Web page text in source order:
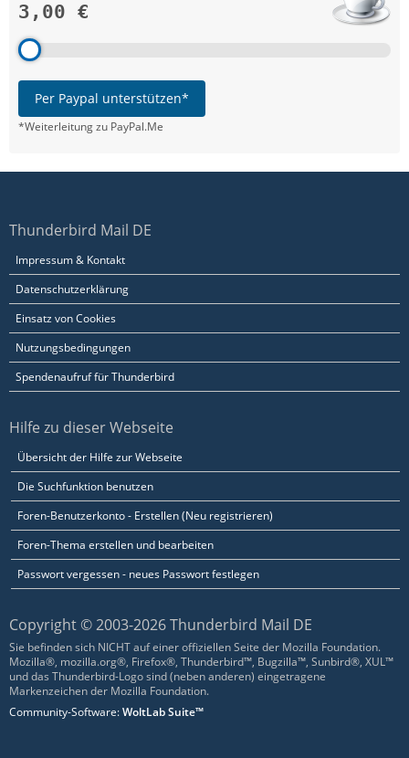
3,00 €
Per Paypal unterstützen*
*Weiterleitung zu PayPal.Me
Thunderbird Mail DE
Impressum & Kontakt
Datenschutzerklärung
Einsatz von Cookies
Nutzungsbedingungen
Spendenaufruf für Thunderbird
Hilfe zu dieser Webseite
Übersicht der Hilfe zur Webseite
Die Suchfunktion benutzen
Foren-Benutzerkonto - Erstellen (Neu registrieren)
Foren-Thema erstellen und bearbeiten
Passwort vergessen - neues Passwort festlegen
Copyright © 2003-2026 Thunderbird Mail DE
Sie befinden sich NICHT auf einer offiziellen Seite der Mozilla Foundation.
Mozilla®, mozilla.org®, Firefox®, Thunderbird™, Bugzilla™, Sunbird®, XUL™
und das Thunderbird-Logo sind (neben anderen) eingetragene
Markenzeichen der Mozilla Foundation.
Community-Software:WoltLab Suite™